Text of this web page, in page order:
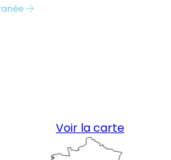
Voir la carte